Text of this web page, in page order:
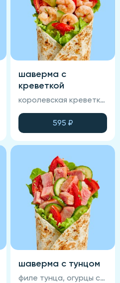
шаверма с
креветкой
королевская креветка, помидор свежий, огурец свежий, зеленый салат, лаваш, соус спайси, соус фирменный
595 ₽
шаверма с тунцом
филе тунца, огурцы свежие, соус терияки, помидоры, зеленый салат, соус фирменный, лаваш